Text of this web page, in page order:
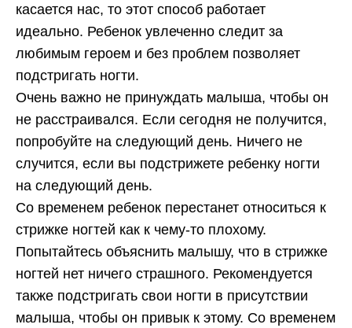
касается нас, то этот способ работает
идеально. Ребенок увлеченно следит за
любимым героем и без проблем позволяет
подстригать ногти.
Очень важно не принуждать малыша, чтобы он
не расстраивался. Если сегодня не получится,
попробуйте на следующий день. Ничего не
случится, если вы подстрижете ребенку ногти
на следующий день.
Со временем ребенок перестанет относиться к
стрижке ногтей как к чему-то плохому.
Попытайтесь объяснить малышу, что в стрижке
ногтей нет ничего страшного. Рекомендуется
также подстригать свои ногти в присутствии
малыша, чтобы он привык к этому. Со временем